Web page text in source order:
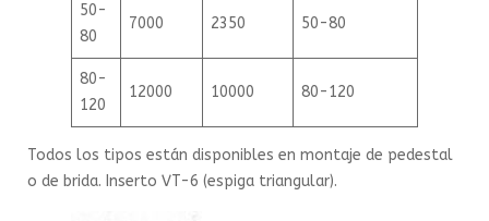
50-
80
7000 2350 50-80
80-
120
12000 10000 80-120
Todos los tipos están disponibles en montaje de pedestal
o de brida. Inserto VT-6 (espiga triangular).